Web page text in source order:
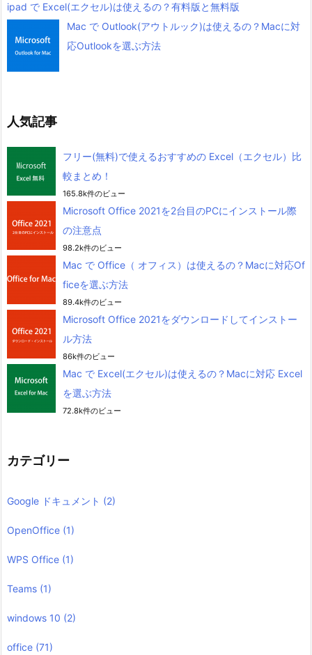
ipad で Excel(エクセル)は使えるの？有料版と無料版
Mac で Outlook(アウトルック)は使えるの？Macに対
応Outlookを選ぶ方法
人気記事
フリー(無料)で使えるおすすめの Excel（エクセル）比
較まとめ！
165.8k件のビュー
Microsoft Office 2021を2台目のPCにインストール際
の注意点
98.2k件のビュー
Mac で Office（ オフィス）は使えるの？Macに対応Of
ficeを選ぶ方法
89.4k件のビュー
Microsoft Office 2021をダウンロードしてインストー
ル方法
86k件のビュー
Mac で Excel(エクセル)は使えるの？Macに対応 Excel
を選ぶ方法
72.8k件のビュー
カテゴリー
Google ドキュメント (2)
OpenOffice (1)
WPS Office (1)
Teams (1)
windows 10 (2)
office (71)